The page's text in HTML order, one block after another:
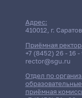
Адрес:
410012, г.
Приёмная
+7 (8452) 26 - 16 -
rector@sgu.ru
Отдел по
приёмная